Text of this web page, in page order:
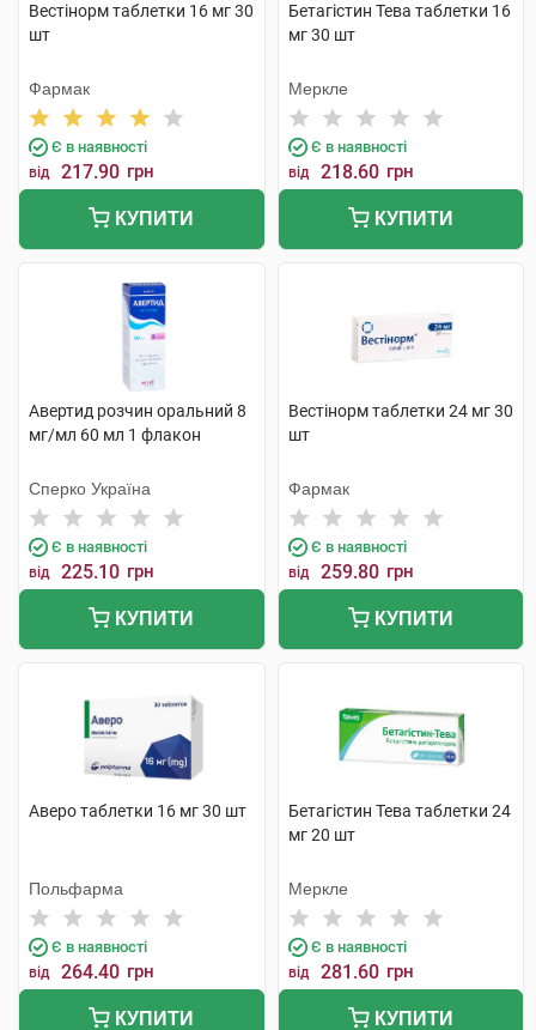
Вестінорм таблетки 16 мг 30
шт
Фармак
Є в наявності
від 217.90 грн
КУПИТИ
Бетагістин Тева таблетки 16
мг 30 шт
Меркле
Є в наявності
від 218.60 грн
КУПИТИ
Авертид розчин оральний 8
мг/мл 60 мл 1 флакон
Сперко Україна
Є в наявності
від 225.10 грн
КУПИТИ
Вестінорм таблетки 24 мг 30
шт
Фармак
Є в наявності
від 259.80 грн
КУПИТИ
Аверо таблетки 16 мг 30 шт
Польфарма
Є в наявності
від 264.40 грн
КУПИТИ
Бетагістин Тева таблетки 24
мг 20 шт
Меркле
Є в наявності
від 281.60 грн
КУПИТИ